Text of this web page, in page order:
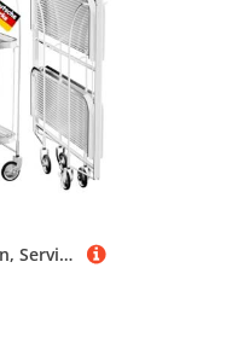
Servierwagen mit Rollen, Servierwagen Klappbar, Dinett 2 Tier Ablagekorb aus Temperglas with Wheels, für Küche, Barwagen, Rollwagen Metall, Teewagen, Weinwagen, moderner Getränkewagen